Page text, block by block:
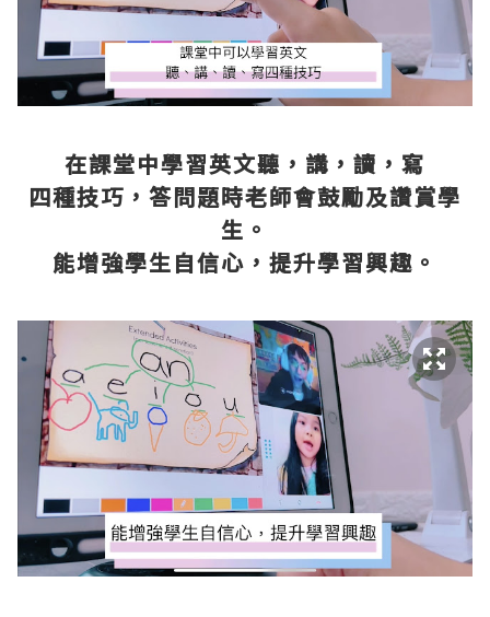
在課堂中學習英文聽，講，讀，寫
四種技巧，答問題時老師會鼓勵及讚賞學
生。
能增強學生自信心，提升學習興趣。